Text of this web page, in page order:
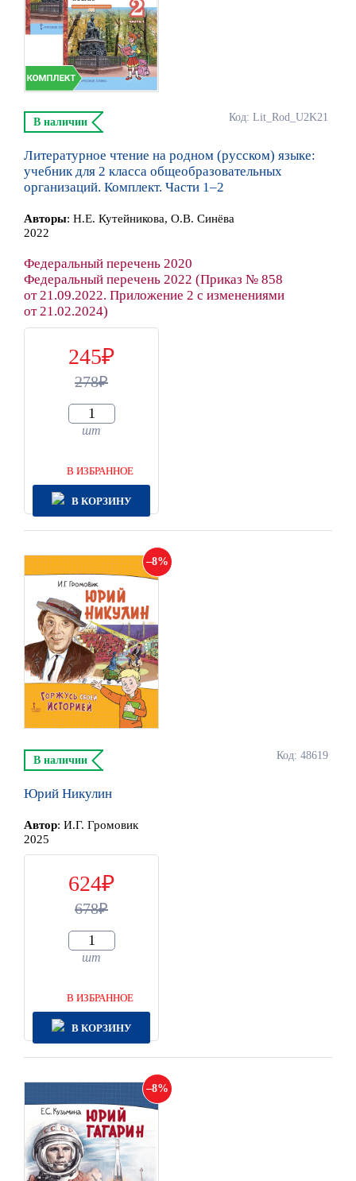
Код: Lit_Rod_U2K21
В наличии
Литературное чтение на родном (русском) языке:
учебник для 2 класса общеобразовательных
организаций. Комплект. Части 1–2
Авторы: Н.Е. Кутейникова, О.В. Синёва
2022
Федеральный перечень 2020
Федеральный перечень 2022 (Приказ № 858
от 21.09.2022. Приложение 2 с изменениями
от 21.02.2024)
245
278
шт
В ИЗБРАННОЕ
В КОРЗИНУ
8
Код: 48619
В наличии
Юрий Никулин
Автор: И.Г. Громовик
2025
624
678
шт
В ИЗБРАННОЕ
В КОРЗИНУ
8